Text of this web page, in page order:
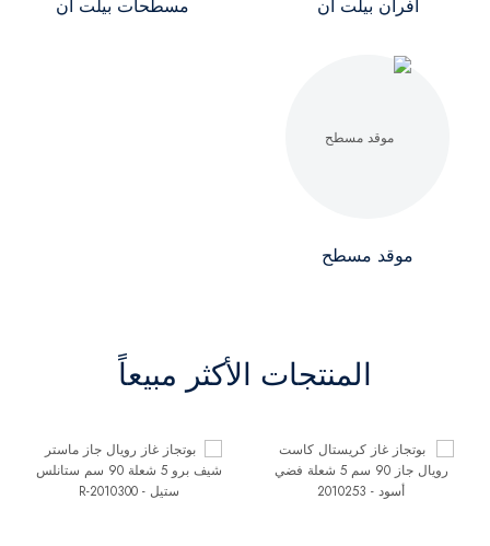
آفران بيلت ان مسطحات بيلت ان
موقد مسطح
المنتجات الأكثر مبيعاً